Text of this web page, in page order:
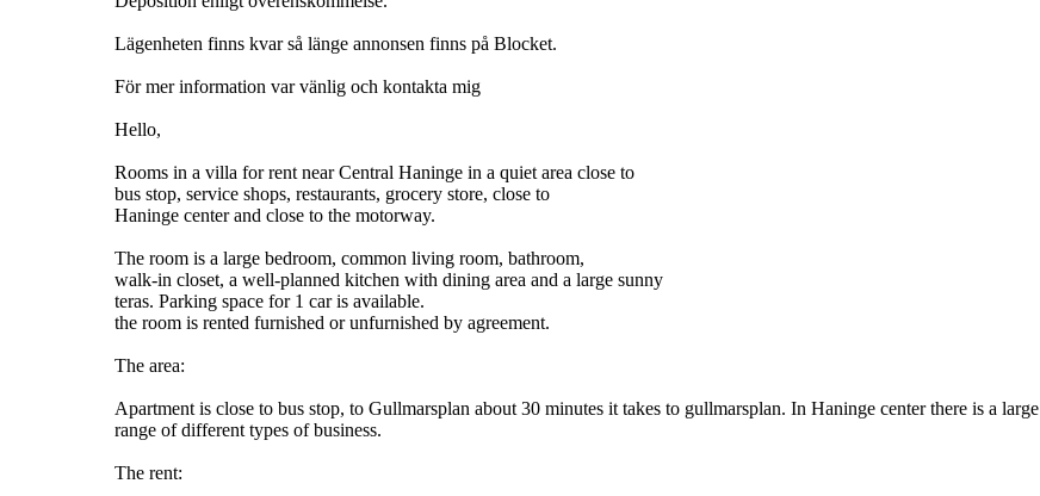
Lägenheten finns kvar så länge annonsen finns på Blocket.
För mer information var vänlig och kontakta mig
Hello,
Rooms in a villa for rent near Central Haninge in a quiet area close to
bus stop, service shops, restaurants, grocery store, close to
Haninge center and close to the motorway.
The room is a large bedroom, common living room, bathroom,
walk-in closet, a well-planned kitchen with dining area and a large sunny
teras. Parking space for 1 car is available.
the room is rented furnished or unfurnished by agreement.
The area:
Apartment is close to bus stop, to Gullmarsplan about 30 minutes it takes to gullmarsplan. In Haninge center there is a large
range of different types of business.
The rent: